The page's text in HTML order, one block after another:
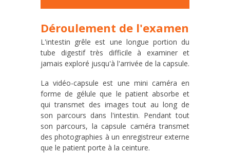
Déroulement de l'examen
L'intestin grêle est une longue portion du
tube digestif très difficile à examiner et
jamais exploré jusqu'à l'arrivée de la capsule.
La vidéo-capsule est une mini caméra en
forme de gélule que le patient absorbe et
qui transmet des images tout au long de
son parcours dans l'intestin. Pendant tout
son parcours, la capsule caméra transmet
des photographies à un enregistreur externe
que le patient porte à la ceinture.